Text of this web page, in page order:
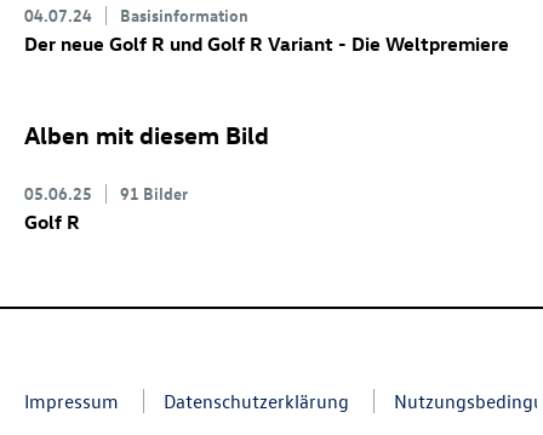
04.07.24 Basisinformation
Der neue Golf R und Golf R Variant - Die Weltpremiere
Alben mit diesem Bild
05.06.25 91 Bilder
Golf R
Impressum Datenschutzerklärung